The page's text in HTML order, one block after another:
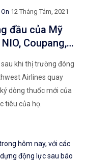
12 Tháng Tám, 2021
đầu của Mỹ
Coupang,…
sau khi thị trường đóng
Airlines quay
dòng thuốc mới của
tiêu của họ.
hôm nay, với các
động lực sau báo